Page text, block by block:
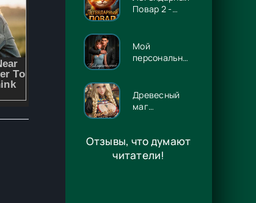
Повар 2 -
Мой
персональный
Древесный
маг
- Игорь
Павлов
Отзывы, что думают
читатели!